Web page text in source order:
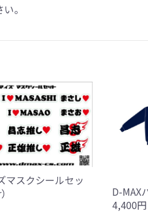
。
マスクシールセッ
D-MAX
4,400円